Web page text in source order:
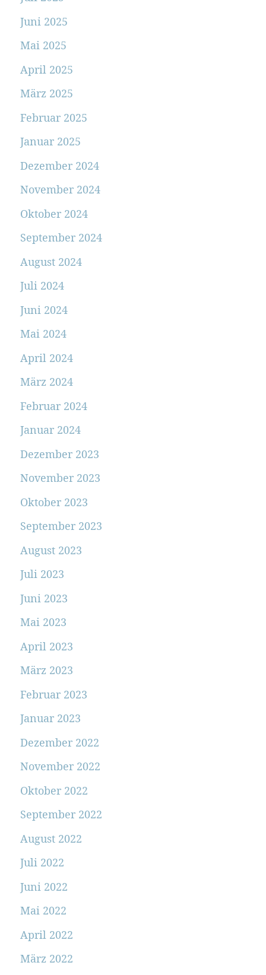
Juni 2025
Mai 2025
April 2025
März 2025
Februar 2025
Januar 2025
Dezember 2024
November 2024
Oktober 2024
September 2024
August 2024
Juli 2024
Juni 2024
Mai 2024
April 2024
März 2024
Februar 2024
Januar 2024
Dezember 2023
November 2023
Oktober 2023
September 2023
August 2023
Juli 2023
Juni 2023
Mai 2023
April 2023
März 2023
Februar 2023
Januar 2023
Dezember 2022
November 2022
Oktober 2022
September 2022
August 2022
Juli 2022
Juni 2022
Mai 2022
April 2022
März 2022